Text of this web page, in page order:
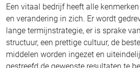
Een vitaal bedrijf heeft alle
en verandering in zich. Er wordt
lange termijnstrategie, er is sprake
structuur, een prettige cultuur, de
middelen worden ingezet en